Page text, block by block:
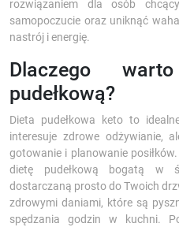
rozwiązaniem dla osób
samopoczucie oraz uniknąć
nastrój i energię.
Dlaczego
pudełkową?
Dieta pudełkowa keto to
interesuje zdrowe odżywianie,
gotowanie i planowanie
dietę pudełkową bogatą w
dostarczaną prosto do Twoich
zdrowymi daniami, które są
spędzania godzin w kuchni.